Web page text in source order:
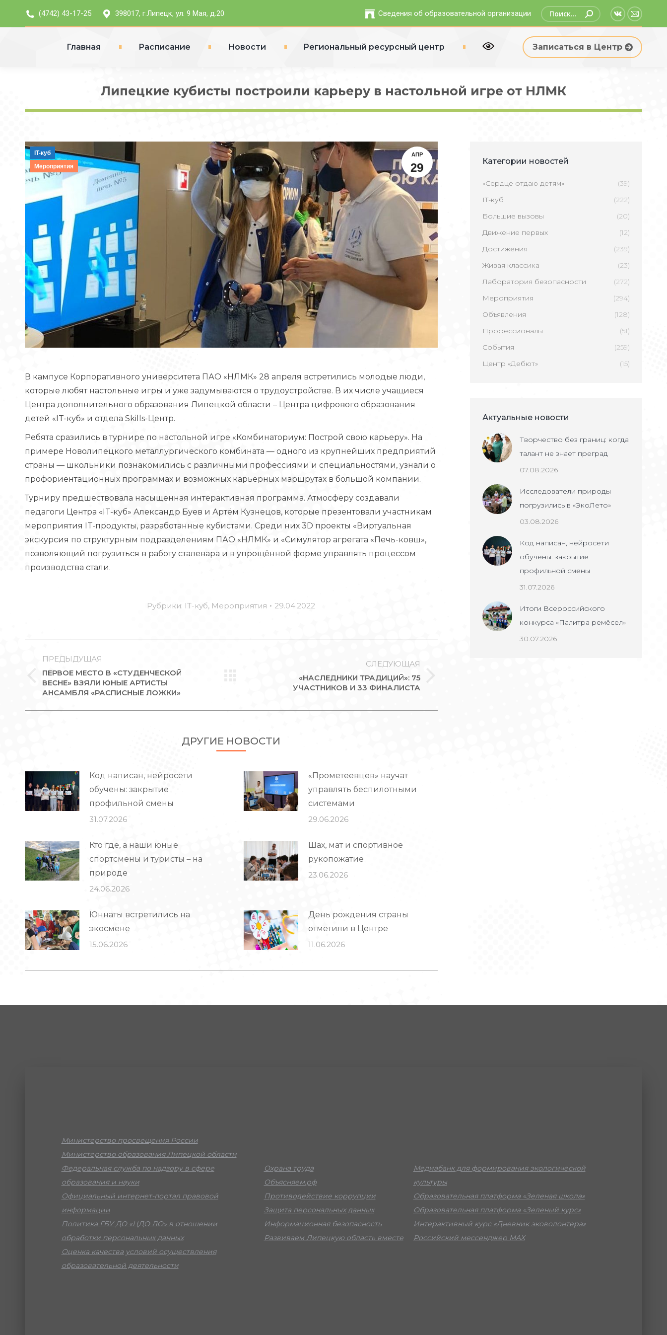
(4742) 43-17-25 398017, г.Липецк, ул. 9 Мая, д.20 Сведения об образовательной организации Поиск:
Страница
Вконтакте
Email
Главная Расписание Новости Региональный ресурсный центр Записаться в Центр
Липецкие кубисты построили карьеру в настольной игре от НЛМК
АПР
29
IT-куб
Мероприятия
В кампусе Корпоративного университета ПАО «НЛМК» 28 апреля встретились молодые люди,
которые любят настольные игры и уже задумываются о трудоустройстве. В их числе учащиеся
Центра дополнительного образования Липецкой области – Центра цифрового образования
детей «IT-куб» и отдела Skills-Центр.
Ребята сразились в турнире по настольной игре «Комбинаториум: Построй свою карьеру». На
примере Новолипецкого металлургического комбината — одного из крупнейших предприятий
страны — школьники познакомились с различными профессиями и специальностями, узнали о
профориентационных программах и возможных карьерных маршрутах в большой компании.
Турниру предшествовала насыщенная интерактивная программа. Атмосферу создавали
педагоги Центра «IT-куб» Александр Буев и Артём Кузнецов, которые презентовали участникам
мероприятия IT-продукты, разработанные кубистами. Среди них 3D проекты «Виртуальная
экскурсия по структурным подразделениям ПАО «НЛМК» и «Симулятор агрегата «Печь-ковш»,
позволяющий погрузиться в работу сталевара и в упрощённой форме управлять процессом
производства стали.
Рубрики: IT-куб, Мероприятия 29.04.2022
ПО
ЗАПИСЯМ
ПРЕДЫДУЩАЯ
Предыдущая
запись:
ПЕРВОЕ МЕСТО В «СТУДЕНЧЕСКОЙ
ВЕСНЕ» ВЗЯЛИ ЮНЫЕ АРТИСТЫ
АНСАМБЛЯ «РАСПИСНЫЕ ЛОЖКИ»
СЛЕДУЮЩАЯ
Следующая«НАСЛЕДНИКИ ТРАДИЦИЙ»: 75
УЧАСТНИКОВ И 33 ФИНАЛИСТА
ДРУГИЕ НОВОСТИ
Код написан, нейросети
обучены: закрытие
профильной смены
31.07.2026
«Прометеевцев» научат
управлять беспилотными
системами
29.06.2026
Кто где, а наши юные
спортсмены и туристы – на
природе
24.06.2026
Шах, мат и спортивное
рукопожатие
23.06.2026
Юннаты встретились на
экосмене
15.06.2026
День рождения страны
отметили в Центре
11.06.2026
Категории новостей
«Сердце отдаю детям»
(39)
IT-куб
(222)
Большие вызовы
(20)
Движение первых
(12)
Достижения
(239)
Живая классика
(23)
Лаборатория безопасности
(272)
Мероприятия
(294)
Объявления
(128)
Профессионалы
(51)
События
(259)
Центр «Дебют»
(15)
Актуальные новости
Творчество без границ: когда
талант не знает преград
07.08.2026
Исследователи природы
погрузились в «ЭкоЛето»
03.08.2026
Код написан, нейросети
обучены: закрытие
профильной смены
31.07.2026
Итоги Всероссийского
конкурса «Палитра ремёсел»
30.07.2026
Министерство просвещения России
Министерство образования Липецкой области
Федеральная служба по надзору в сфере
образования и науки
Официальный интернет-портал правовой
информации
Политика ГБУ ДО «ЦДО ЛО» в отношении
обработки персональных данных
Оценка качества условий осуществления
образовательной деятельности
Охрана труда
Объясняем.рф
Противодействие коррупции
Защита персональных данных
Информационная безопасность
Развиваем Липецкую область вместе
Медиабанк для формирования экологической
культуры
Образовательная платформа «Зеленая школа»
Образовательная платформа «Зеленый курс»
Интерактивный курс «Дневник эковолонтера»
Российский мессенджер МАХ